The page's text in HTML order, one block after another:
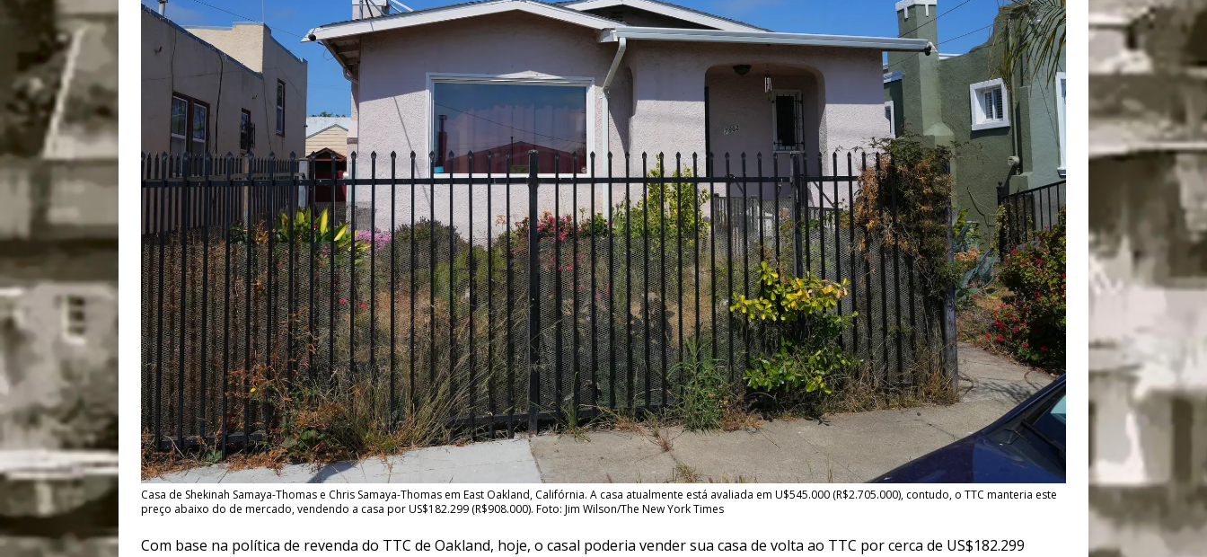
Casa de Shekinah Samaya-Thomas e Chris Samaya-Thomas em East Oakland, Califórnia. A casa atualmente está avaliada em U$545.000 (R$2.705.000), contudo, o TTC manteria este
preço abaixo do de mercado, vendendo a casa por US$182.299 (R$908.000). Foto: Jim Wilson/The New York Times
Com base na política de revenda do TTC de Oakland, hoje, o casal poderia vender sua casa de volta ao TTC por cerca de US$182.299